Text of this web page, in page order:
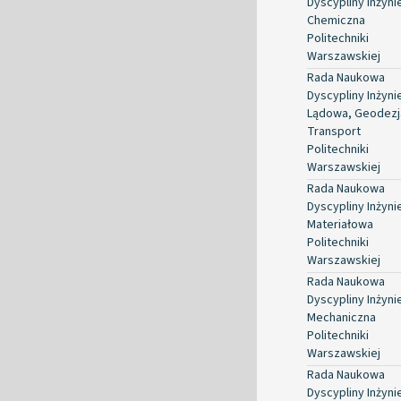
Chemiczna
Politechniki
Warszawskiej
Rada Naukowa
Dyscypliny
Lądowa,
Transport
Politechniki
Warszawskiej
Rada Naukowa
Dyscypliny
Materiałowa
Politechniki
Warszawskiej
Rada Naukowa
Dyscypliny
Mechaniczna
Politechniki
Warszawskiej
Rada Naukowa
Dyscypliny